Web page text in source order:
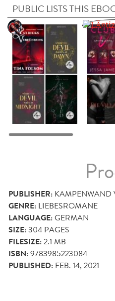
PUBLIC LISTS THIS
PUBLISHER: KAMPENWAND
GENRE: LIEBESROMANE
LANGUAGE:GERMAN
SIZE:304 PAGES
FILESIZE:2.1 MB
ISBN:9783985223084
PUBLISHED: FEB. 14, 2021